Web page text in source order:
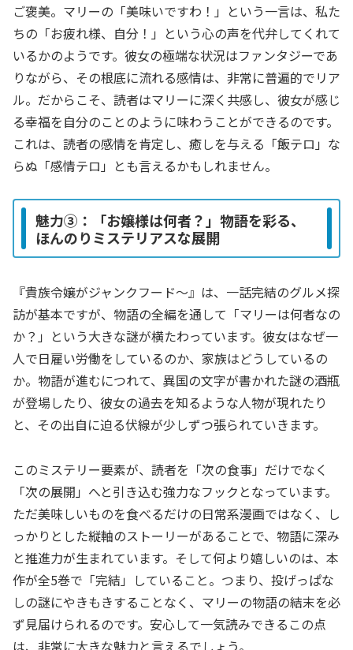
ご褒美。マリーの「美味いですわ！」という一言は、私た
ちの「お疲れ様、自分！」という心の声を代弁してくれて
いるかのようです。彼女の極端な状況はファンタジーであ
りながら、その根底に流れる感情は、非常に普遍的でリア
ル。だからこそ、読者はマリーに深く共感し、彼女が感じ
る幸福を自分のことのように味わうことができるのです。
これは、読者の感情を肯定し、癒しを与える「飯テロ」な
らぬ「感情テロ」とも言えるかもしれません。
魅力③：「お嬢様は何者？」物語を彩る、
ほんのりミステリアスな展開
『貴族令嬢がジャンクフード～』は、一話完結のグルメ探
訪が基本ですが、物語の全編を通して「マリーは何者なの
か？」という大きな謎が横たわっています。彼女はなぜ一
人で日雇い労働をしているのか、家族はどうしているの
か。物語が進むにつれて、異国の文字が書かれた謎の酒瓶
が登場したり、彼女の過去を知るような人物が現れたり
と、その出自に迫る伏線が少しずつ張られていきます。
このミステリー要素が、読者を「次の食事」だけでなく
「次の展開」へと引き込む強力なフックとなっています。
ただ美味しいものを食べるだけの日常系漫画ではなく、し
っかりとした縦軸のストーリーがあることで、物語に深み
と推進力が生まれています。そして何より嬉しいのは、本
作が全5巻で「完結」していること。つまり、投げっぱな
しの謎にやきもきすることなく、マリーの物語の結末を必
ず見届けられるのです。安心して一気読みできるこの点